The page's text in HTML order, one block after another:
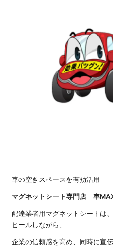
車の空きスペースを有効活用
マグネットシート専門店 車
配達業者用マグネットシートは
ピールしながら、
企業の信頼感を高め、同時に宣